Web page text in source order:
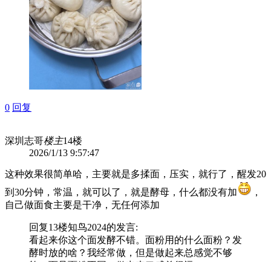
0 回复
深圳志哥楼主14楼
2026/1/13 9:57:47
这种效果很简单哈，主要就是多揉面，压实，就行了，醒发20
到30分钟，常温，就可以了，就是酵母，什么都没有加
，
自己做面食主要是干净，无任何添加
回复13楼知鸟2024的发言:
看起来你这个面发酵不错。面粉用的什么面粉？发
酵时放的啥？我经常做，但是做起来总感觉不够